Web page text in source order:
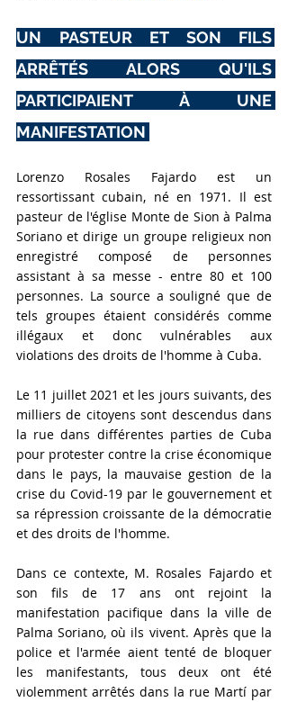
UN PASTEUR ET SON FILS
ARRÊTÉS ALORS QU'ILS
PARTICIPAIENT À UNE
MANIFESTATION
Lorenzo Rosales Fajardo est un
ressortissant cubain, né en 1971. Il est
pasteur de l'église Monte de Sion à Palma
Soriano et dirige un groupe religieux non
enregistré composé de personnes
assistant à sa messe - entre 80 et 100
personnes. La source a souligné que de
tels groupes étaient considérés comme
illégaux et donc vulnérables aux
violations des droits de l'homme à Cuba.
Le 11 juillet 2021 et les jours suivants, des
milliers de citoyens sont descendus dans
la rue dans différentes parties de Cuba
pour protester contre la crise économique
dans le pays, la mauvaise gestion de la
crise du Covid-19 par le gouvernement et
sa répression croissante de la démocratie
et des droits de l'homme.
Dans ce contexte, M. Rosales Fajardo et
son fils de 17 ans ont rejoint la
manifestation pacifique dans la ville de
Palma Soriano, où ils vivent. Après que la
police et l'armée aient tenté de bloquer
les manifestants, tous deux ont été
violemment arrêtés dans la rue Martí par